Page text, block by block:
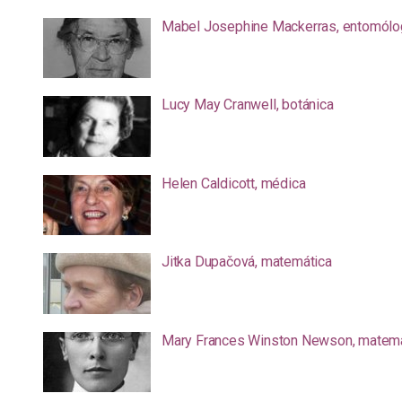
Mabel Josephine Mackerras,
Lucy May Cranwell, botánica
Helen Caldicott, médica
Jitka Dupačová, matemática
Mary Frances Winston Newson,